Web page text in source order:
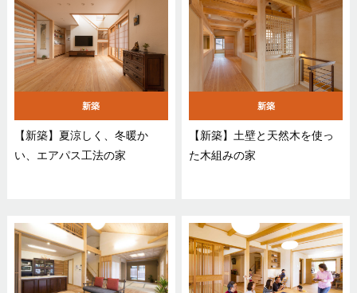
新築
【新築】夏涼しく、冬暖か
い、エアパス工法の家
新築
【新築】土壁と天然木を使っ
た木組みの家